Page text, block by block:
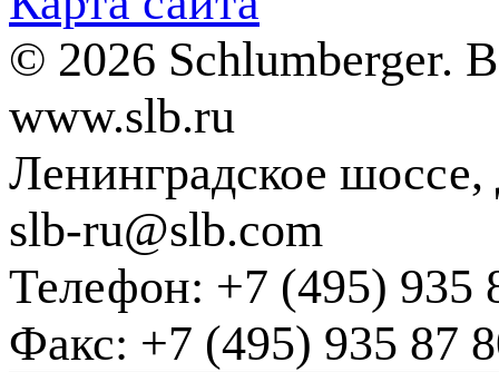
© 2026 Schlumberger.
www.slb.ru
Ленинградское
slb-ru@slb.com
Телефон: +7 (495) 935
Факс: +7 (495) 935 87